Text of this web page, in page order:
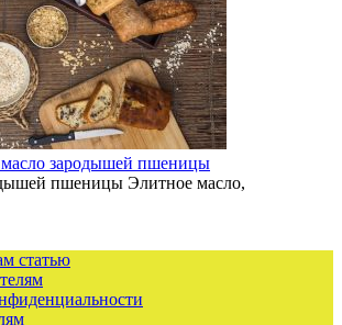
масло зародышей пшеницы
пшеницы Элитное масло,
статью